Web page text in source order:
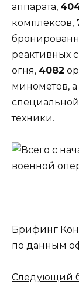
аппарата,
комплексов,
реактивных
огня, 4082
минометов, а
техники.
Брифинг
по данным
Следующий